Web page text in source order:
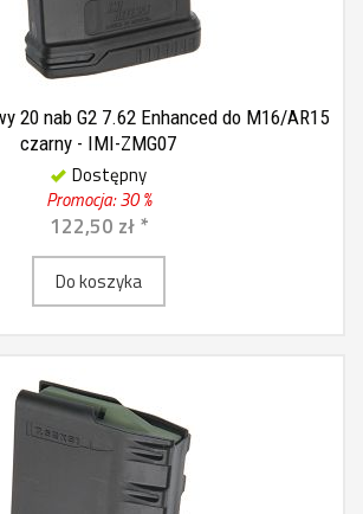
20 nab G2 7.62 Enhanced do M16/AR15
czarny - IMI-ZMG07
Dostępny
Promocja: 30 %
122,50 zł *
Do koszyka